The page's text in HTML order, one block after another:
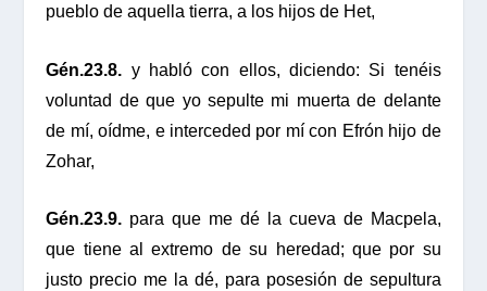
pueblo de aquella tierra, a los hijos de Het,
Gén.23.8. y habló con ellos, diciendo: Si tenéis
voluntad de que yo sepulte mi muerta de delante
de mí, oídme, e interceded por mí con Efrón hijo de
Zohar,
Gén.23.9. para que me dé la cueva de Macpela,
que tiene al extremo de su heredad; que por su
justo precio me la dé, para posesión de sepultura